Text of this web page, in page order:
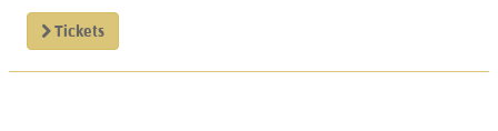
Tickets